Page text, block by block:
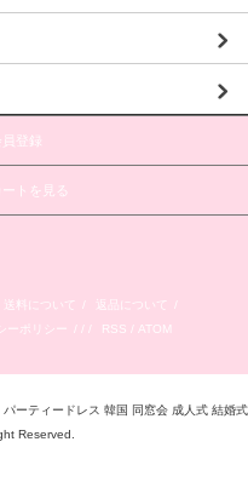
員登録
ートを見る
送料について / 返品について
/
ーポリシー / / / RSS / ATOM
ーティードレス 韓国 同窓会 成人式 結婚式
Reserved.